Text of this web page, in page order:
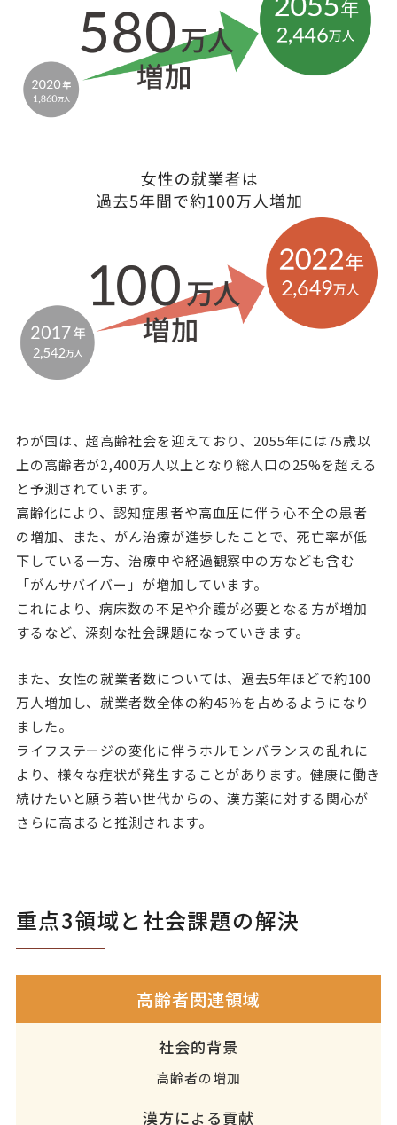
わが国は、超高齢社会を迎えており、2055年には75歳以
上の高齢者が2,400万人以上となり総人口の25%を超える
と予測されています。
高齢化により、認知症患者や高血圧に伴う心不全の患者
の増加、また、がん治療が進歩したことで、死亡率が低
下している一方、治療中や経過観察中の方なども含む
「がんサバイバー」が増加しています。
これにより、病床数の不足や介護が必要となる方が増加
するなど、深刻な社会課題になっていきます。
また、女性の就業者数については、過去5年ほどで約100
万人増加し、就業者数全体の約45％を占めるようになり
ました。
ライフステージの変化に伴うホルモンバランスの乱れに
より、様々な症状が発生することがあります。健康に働き
続けたいと願う若い世代からの、漢方薬に対する関心が
さらに高まると推測されます。
重点3領域と社会課題の解決
高齢者関連領域
社会的背景
高齢者の増加
漢方による貢献